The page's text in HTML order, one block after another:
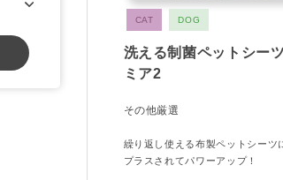
CAT DOG
洗える制菌ペットシー
ミア2
その他厳選
繰り返し使える布製ペットシーツ
プラスされてパワーアップ！